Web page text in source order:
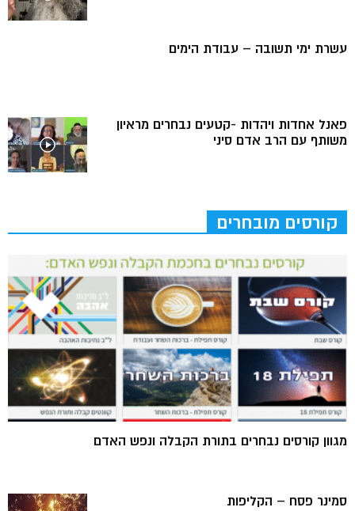
עשרת ימי תשובה – עבודת הימים
פאנל אחדות ויהדות -קטעים נבחרים מראיון
משותף עם הרב אדם סיני
קורסים מובחרים
מגוון קורסים נבחרים בתורת הקבלה ונפש האדם
סמינר פסח – הקליפות